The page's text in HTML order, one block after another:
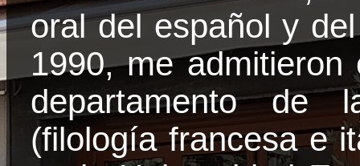
oral del español y
1990, me
departamento de
(filología francesa e